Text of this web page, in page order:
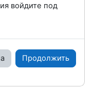
войдите под
Продолжить